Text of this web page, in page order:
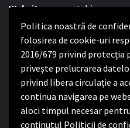
Politica noastră de
folosirea de cookie-uri
2016/679 privind protecția
privește prelucrarea
privind libera circulație a
continua navigarea pe
aloci timpul necesar
conținutul Politicii de
Website:www.satchinez.ro
Program cu publicul:
Luni – Joi:8:00-16:30
Vineri:8:00 – 14:00
Politica de